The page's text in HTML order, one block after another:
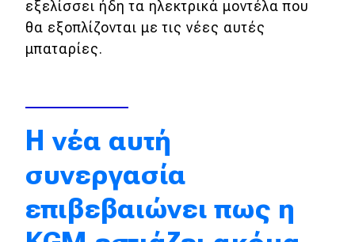
Πρωτότυπα
Ελλάδα
Ασφάλεια
Αγορά
Απόψεις
εξελίσσει ήδη τα ηλεκτρικά μοντέλα που
θα εξοπλίζονται με τις νέες αυτές
μπαταρίες.
Η νέα αυτή
συνεργασία
επιβεβαιώνει πως η